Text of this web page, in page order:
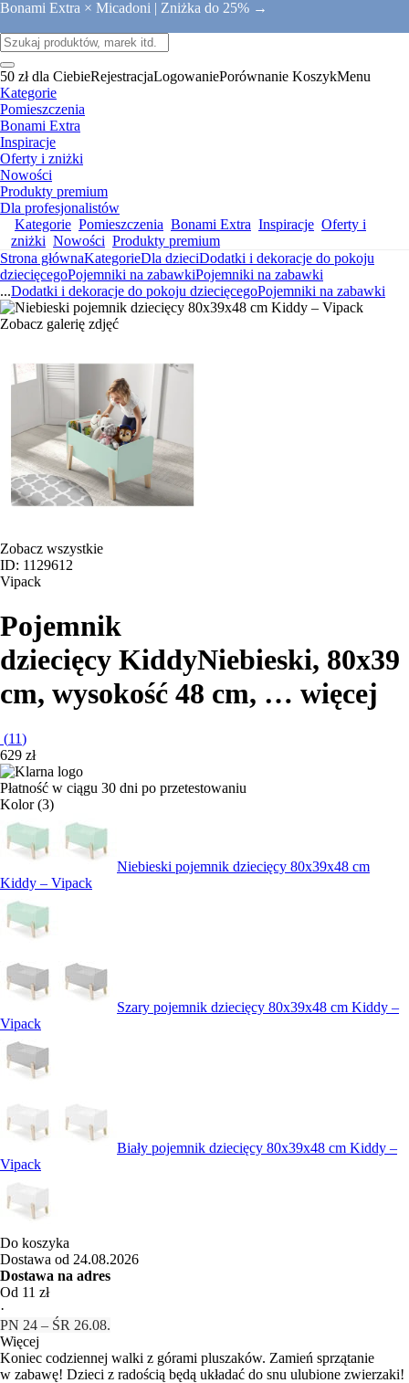
Bonami Extra × Micadoni | Zniżka do 25% →
50 zł dla CiebieRejestracjaLogowaniePorównanie KoszykMenu
Kategorie
Pomieszczenia
Bonami Extra
Inspiracje
Oferty i zniżki
Nowości
Produkty premium
Dla profesjonalistów
Kategorie Pomieszczenia Bonami Extra Inspiracje Oferty i
zniżki Nowości Produkty premium
Strona głównaKategorieDla dzieciDodatki i dekoracje do pokoju
dziecięcegoPojemniki na zabawkiPojemniki na zabawki
...Dodatki i dekoracje do pokoju dziecięcegoPojemniki na zabawki
Zobacz galerię zdjęć
Zobacz wszystkie
ID: 1129612
Vipack
Pojemnik
dziecięcy KiddyNiebieski, 80x39
cm, wysokość 48 cm, … więcej
(11)
629 zł
Płatność w ciągu 30 dni po przetestowaniu
Kolor (3)
Niebieski pojemnik dziecięcy 80x39x48 cm
Kiddy – Vipack
Szary pojemnik dziecięcy 80x39x48 cm Kiddy –
Vipack
Biały pojemnik dziecięcy 80x39x48 cm Kiddy –
Vipack
Do koszyka
Dostawa od 24.08.2026
Dostawa na adres
Od 11 zł
·
PN 24 – ŚR 26.08.
Więcej
Koniec codziennej walki z górami pluszaków. Zamień sprzątanie
w zabawę! Dzieci z radością będą układać do snu ulubione zwierzaki!